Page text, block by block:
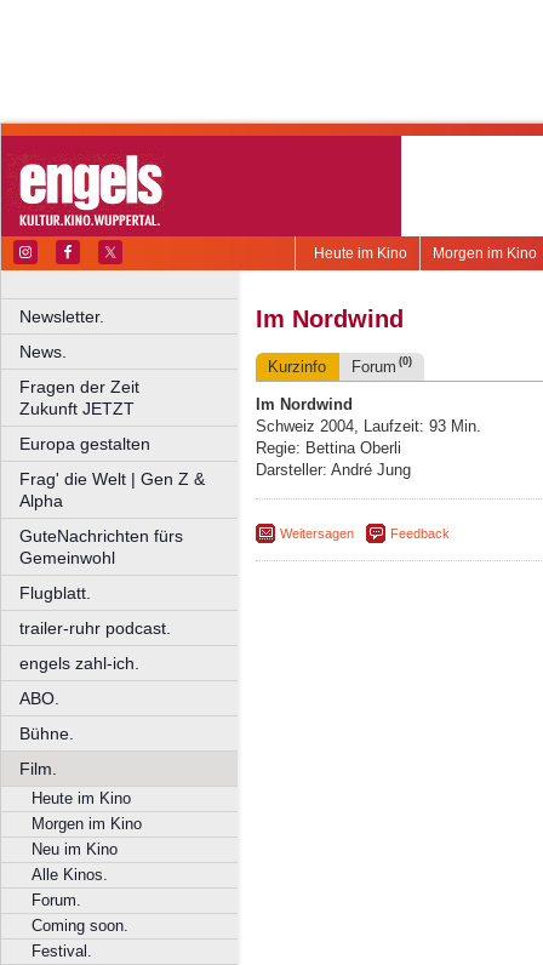
Morgen im Kino
Heute im Kino
Newsletter.
News.
Fragen der Zeit
Zukunft JETZT
Europa gestalten
Frag' die Welt | Gen Z &
Alpha
GuteNachrichten fürs
Gemeinwohl
Flugblatt.
trailer-ruhr podcast.
engels zahl-ich.
ABO.
Bühne.
Film.
Heute im Kino
Morgen im Kino
Neu im Kino
Alle Kinos.
Forum.
Coming soon.
Festival.
Im Nordwind
Kurzinfo Forum (0)
Im Nordwind
Schweiz 2004, Laufzeit: 93 Min.
Regie: Bettina Oberli
Darsteller: André Jung
Weitersagen Feedback